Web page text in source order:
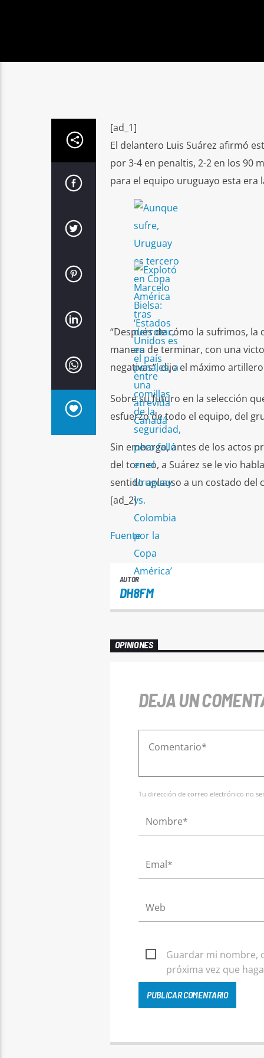
[ad_1]
El delantero Luis Suárez afirmó
por 3-4 en penaltis, 2-2 en los 90
para el equipo uruguayo esta
“Después de cómo la sufrimos,
manera de terminar, con una
negativas”, dijo el máximo
Sobre su futuro en la selección
esfuerzo de todo el equipo, del
Sin embargo, antes de los actos
del torneo, a Suárez se le vio
sentido aplauso a un costado del
[ad_2]
Fuente
AUTOR
DH8FM
OPINIONES
DEJA UN
Tu dirección de correo electrónico no
Guardar mi nombre,
próxima vez que